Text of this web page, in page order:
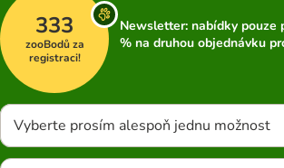
333
zooBodů za
registraci!
Newsletter: nabídky pouze
% na druhou objednávku
Vyberte prosím alespoň jednu možnost